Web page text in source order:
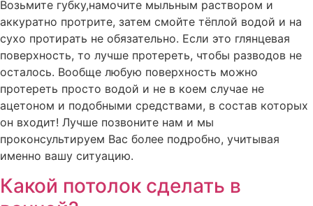
Возьмите губку,намочите мыльным раствором и
аккуратно протрите, затем смойте тёплой водой и на
сухо протирать не обязательно. Если это глянцевая
поверхность, то лучше протереть, чтобы разводов не
осталось. Вообще любую поверхность можно
протереть просто водой и не в коем случае не
ацетоном и подобными средствами, в состав которых
он входит! Лучше позвоните нам и мы
проконсультируем Вас более подробно, учитывая
именно вашу ситуацию.
Какой потолок сделать в